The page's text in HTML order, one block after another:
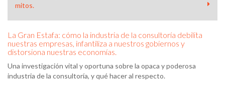
mitos.
La Gran Estafa: cómo la industria de la consultoría debilita
nuestras empresas, infantiliza a nuestros gobiernos y
distorsiona nuestras economías.
Una investigación vital y oportuna sobre la opaca y poderosa
industria de la consultoría, y qué hacer al respecto.